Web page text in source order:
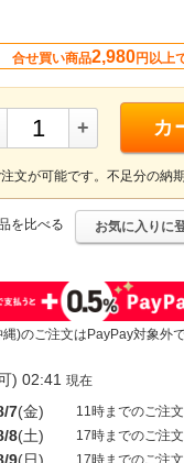
合せ買い商品2,980円以上
+ カ
文が可能です。不足分の納
を比べる お気に入りに
)のご注文はPayPay対象外
) 02:41 現在
7(金) 11時までのご注文
8(土) 17時までのご注文